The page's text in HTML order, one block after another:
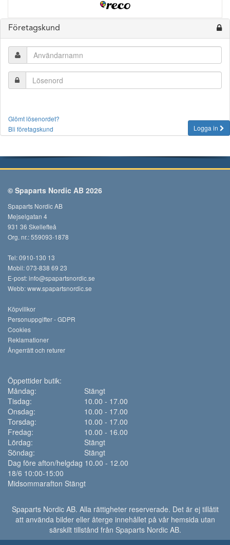
Företagskund
Glömt lösenordet?
Bli företagskund
Logga in
© Spaparts Nordic AB 2026
Spaparts Nordic AB
Mejselgatan 4
931 36 Skellefteå
Org. nr.: 559093-1878
Tel: 0910-130 13
Mobil: 073-838 69 23
E-post:info@spapartsnordic.se
Webb:www.spapartsnordic.se
Köpvillkor
Personuppgifter - GDPR
Cookies
Reklamationer
Ångerrätt och returer
Öppettider butik:
Måndag:
Stängt
Tisdag:
10.00 - 17.00
Onsdag:
10.00 - 17.00
Torsdag:
10.00 - 17.00
Fredag:
10.00 - 16.00
Lördag:
Stängt
Söndag:
Stängt
Dag före afton/helgdag 10.00 - 12.00
18/6 10:00-15:00
Midsommarafton Stängt
Spaparts Nordic AB. Alla rättigheter reserverade. Det är ej tillåtit
att använda bilder eller återge innehållet på vår hemsida utan
särskilt tillstånd från Spaparts Nordic AB.